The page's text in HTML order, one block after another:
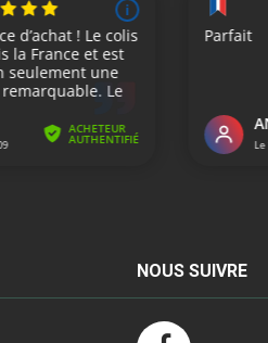
NOUS SUIVRE